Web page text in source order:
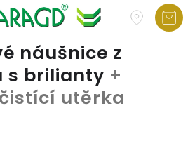
náušnice z
s brilianty +
utěrka